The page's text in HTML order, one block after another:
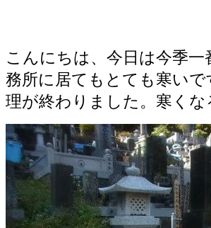
こんにちは、今日は今季
務所に居てもとても寒い
理が終わりました。寒く